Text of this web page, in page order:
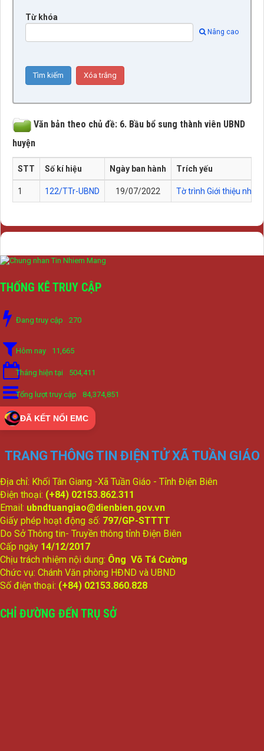
Từ khóa
Nâng cao
Văn bản theo chủ đề: 6. Bầu bổ sung thành viên UBND
huyện
STT Số kí hiệu Ngày ban hành Trích yếu
1 122/TTr-UBND 19/07/2022 Tờ trình Giới thiệu nhân
THỐNG KÊ TRUY CẬP
Đang truy cập 270
Hôm nay 11,665
Tháng hiện tại 504,411
Tổng lượt truy cập 84,374,851
ĐÃ KẾT NỐI EMC
TRANG THÔNG TIN ĐIỆN TỬ XÃ TUẦN GIÁO
Địa chỉ: Khối Tân Giang -Xã Tuần Giáo - Tỉnh Điện Biên
Điện thoại: (+84) 02153.862.311
Email: ubndtuangiao@dienbien.gov.vn
Giấy phép hoạt động số: 797/GP-STTTT
Do Sở Thông tin- Truyền thông tỉnh Điện Biên
Cấp ngày 14/12/2017
Chịu trách nhiệm nội dung: Ông Võ Tá Cường
Chức vụ: Chánh Văn phòng HĐND và UBND
Số điện thoại: (+84) 02153.860.828
CHỈ ĐƯỜNG ĐẾN TRỤ SỞ